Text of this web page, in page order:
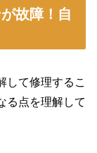
故障！自
して修理するこ
る点を理解して